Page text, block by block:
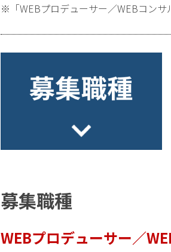
※「WEBプロデューサー／WEBコンサ
募集職種
WEBプロデューサー／